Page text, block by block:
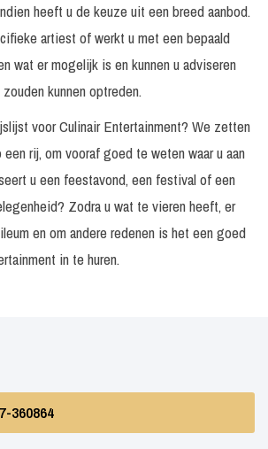
heeft u de keuze uit een breed aanbod.
artiest of werkt u met een bepaald
wat er mogelijk is en kunnen u adviseren
kunnen optreden.
voor Culinair Entertainment? We zetten
rij, om vooraf goed te weten waar u aan
u een feestavond, een festival of een
Zodra u wat te vieren heeft, er
en om andere redenen is het een goed
in te huren.
360864